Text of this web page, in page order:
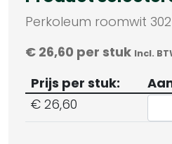
Perkoleum roomwit
€ 26,60 per stuk Incl.
Prijs per stuk:
€ 26,60